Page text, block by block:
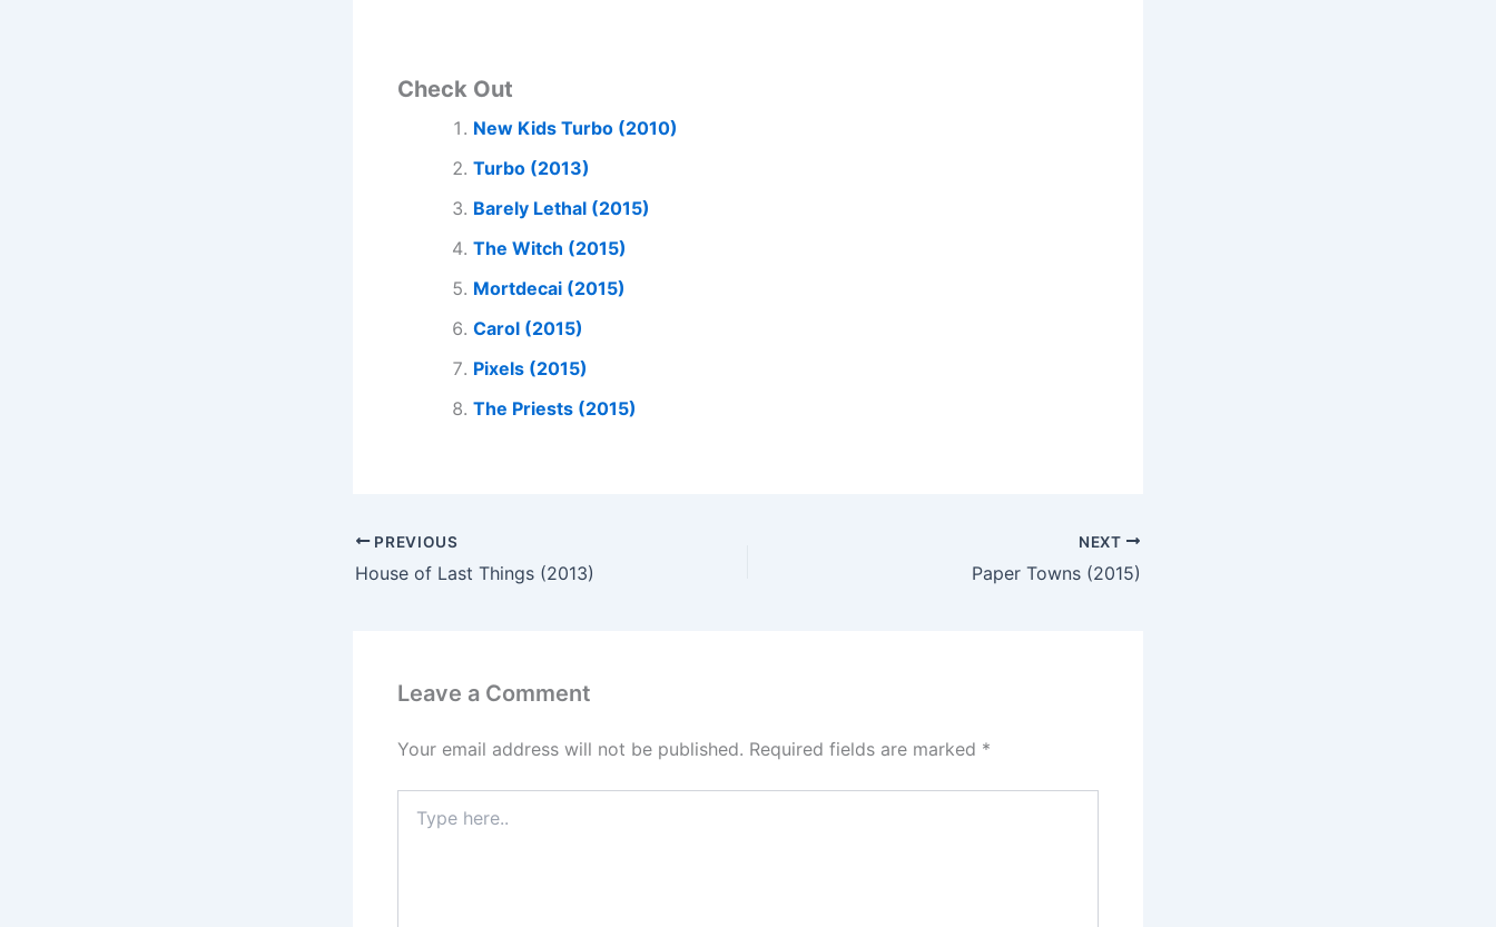
Check Out
New Kids Turbo (2010)
Turbo (2013)
Barely Lethal (2015)
The Witch (2015)
Mortdecai (2015)
Carol (2015)
Pixels (2015)
The Priests (2015)
PREVIOUS
House of Last Things (2013)
NEXT
Paper Towns (2015)
Leave a Comment
Your email address will not be published. Required fields are marked *
here..